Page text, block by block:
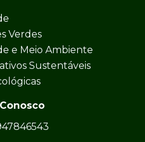
Verdes
e Meio Ambiente
Sustentáveis